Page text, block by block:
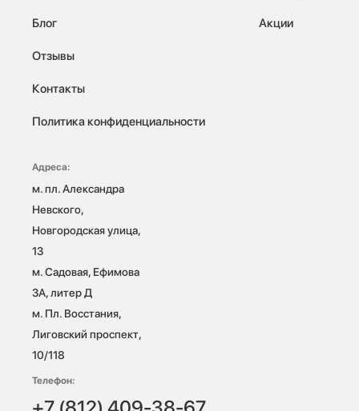
Блог
Отзывы
Контакты
Политика конфиденциальности
Акции
Адреса:
м. пл. Александра
Невского,
Новгородская улица,
13
м. Садовая, Ефимова
3А, литер Д
м. Пл. Восстания,
Лиговский проспект,
10/118
Телефон: